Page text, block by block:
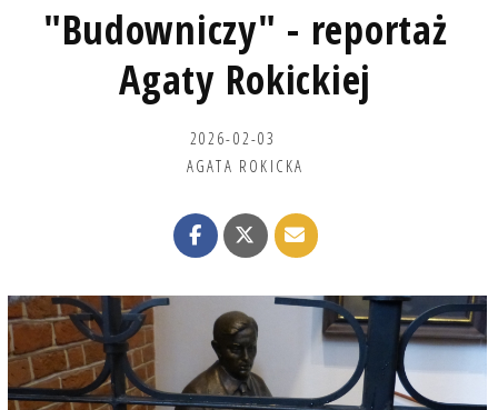
"Budowniczy" - reportaż
Agaty Rokickiej
2026-02-03
AGATA ROKICKA